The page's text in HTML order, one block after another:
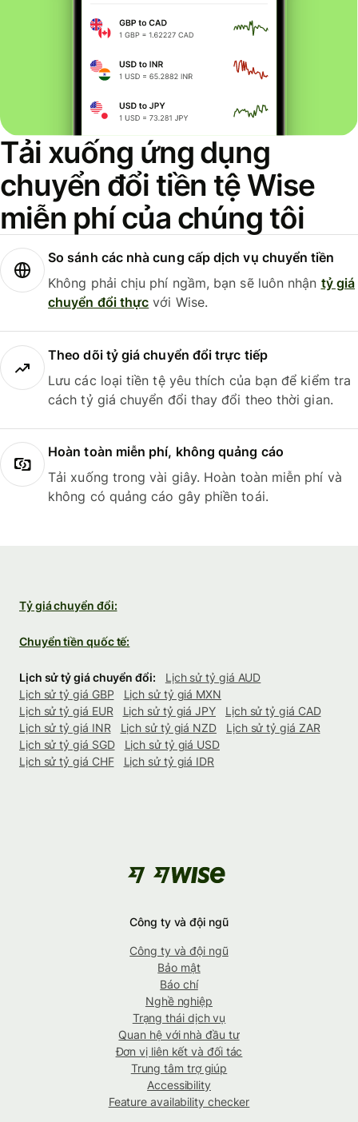
Tải xuống ứng dụng
chuyển đổi tiền tệ Wise
miễn phí của chúng tôi
So sánh các nhà cung cấp dịch vụ chuyển tiền
Không phải chịu phí ngầm, bạn sẽ luôn nhận tỷ giá
chuyển đổi thực với Wise.
Theo dõi tỷ giá chuyển đổi trực tiếp
Lưu các loại tiền tệ yêu thích của bạn để kiểm tra
cách tỷ giá chuyển đổi thay đổi theo thời gian.
Hoàn toàn miễn phí, không quảng cáo
Tải xuống trong vài giây. Hoàn toàn miễn phí và
không có quảng cáo gây phiền toái.
Tỷ giá chuyển đổi:
Chuyển tiền quốc tế:
Lịch sử tỷ giá chuyển đổi:
Lịch sử tỷ giá AUD
Lịch sử tỷ giá GBP
Lịch sử tỷ giá MXN
Lịch sử tỷ giá EUR
Lịch sử tỷ giá JPY
Lịch sử tỷ giá CAD
Lịch sử tỷ giá INR
Lịch sử tỷ giá NZD
Lịch sử tỷ giá ZAR
Lịch sử tỷ giá SGD
Lịch sử tỷ giá USD
Lịch sử tỷ giá CHF
Lịch sử tỷ giá IDR
Công ty và đội ngũ
Công ty và đội ngũ
Bảo mật
Báo chí
Nghề nghiệp
Trạng thái dịch vụ
Quan hệ với nhà đầu tư
Đơn vị liên kết và đối tác
Trung tâm trợ giúp
Accessibility
Feature availability checker